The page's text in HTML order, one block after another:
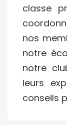
classe
nos
notre
notre
leurs
conseils